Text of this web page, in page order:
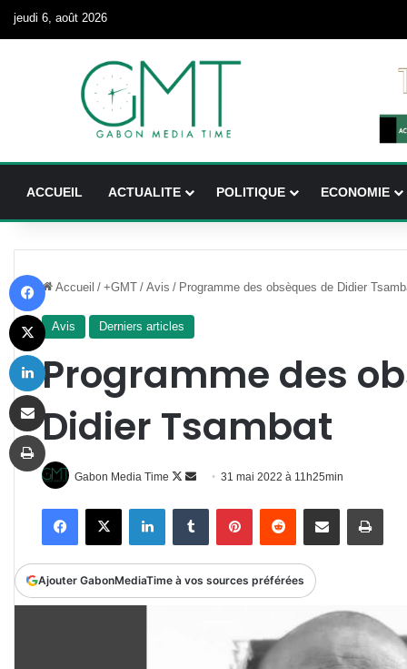
jeudi 6, août 2026
ACCUEIL ACTUALITE POLITIQUE ECONOMIE
Accueil / +GMT / Avis / Programme des obsèques de Didier
Avis Derniers articles
Programme des
Didier Tsambat
Gabon Media Time
Follow
X
Envoyer
courriel
31 mai 2022 à 11h25min
FacebookX LinkedinTumblr PinterestReddit Partager par email
Ajouter GabonMediaTime à vos sources préférées
X
Imprimer